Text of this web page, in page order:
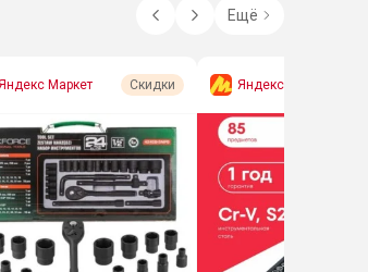
Ещё
Яндекс Маркет Скидки Яндекс Маркет